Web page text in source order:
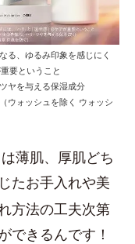
る、ゆるみ印象を感じにく
要ということ
ヤを与える保湿成分
ウォッシュを除く ウォッシ
薄肌、厚肌どち
たお手入れや美
方法の工夫次第
できるんです！